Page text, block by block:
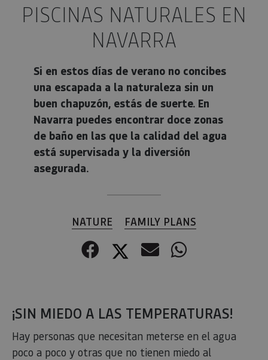
PISCINAS NATURALES EN
NAVARRA
Si en estos días de verano no concibes
una escapada a la naturaleza sin un
buen chapuzón, estás de suerte. En
Navarra puedes encontrar doce zonas
de baño en las que la calidad del agua
está supervisada y la diversión
asegurada.
NATURE FAMILY PLANS
Facebook
Twitter
CorreoWhatsApp
¡SIN MIEDO A LAS TEMPERATURAS!
Hay personas que necesitan meterse en el agua
poco a poco y otras que no tienen miedo al